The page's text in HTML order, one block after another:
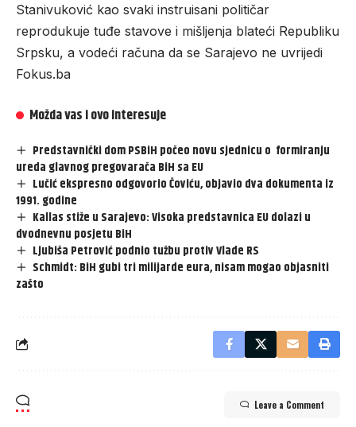
Stanivuković kao svaki instruisani političar
reprodukuje tuđe stavove i mišljenja blateći Republiku
Srpsku, a vodeći računa da se Sarajevo ne uvrijedi
Fokus.ba
Možda vas i ovo interesuje
Predstavnički dom PSBiH počeo novu sjednicu o formiranju
ureda glavnog pregovarača BiH sa EU
Lučić ekspresno odgovorio Čoviću, objavio dva dokumenta iz
1991. godine
Kallas stiže u Sarajevo: Visoka predstavnica EU dolazi u
dvodnevnu posjetu BiH
Ljubiša Petrović podnio tužbu protiv Vlade RS
Schmidt: BiH gubi tri milijarde eura, nisam mogao objasniti
zašto
Leave a Comment